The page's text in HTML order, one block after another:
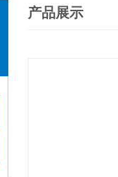
产品展示